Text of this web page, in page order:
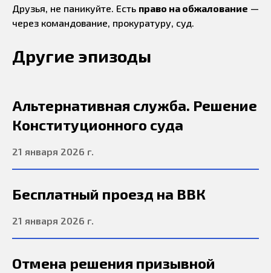
Друзья, не паникуйте. Есть право на обжалование —
через командование, прокуратуру, суд.
Другие эпизоды
Альтернативная служба. Решение
Конституционного суда
21 января 2026 г.
Бесплатный проезд на ВВК
21 января 2026 г.
Отмена решения призывной